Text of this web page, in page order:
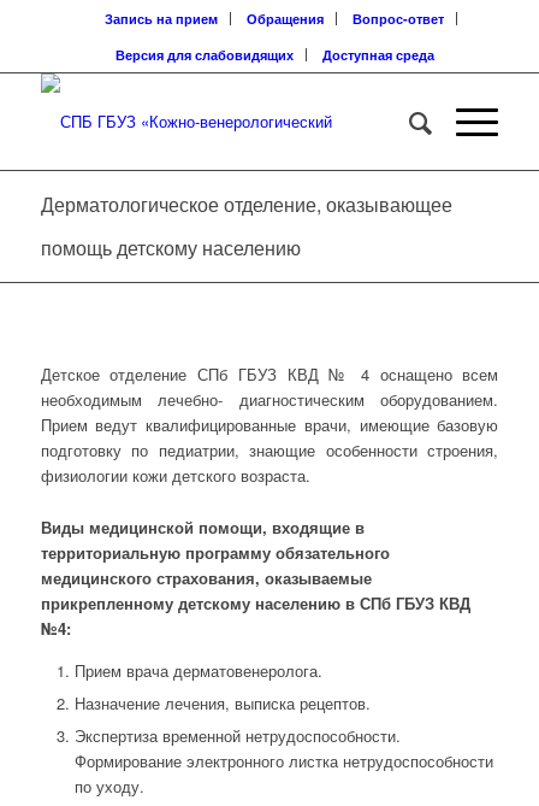
Запись на прием Обращения
Вопрос-ответ
Версия для слабовидящих
Доступная среда
Дерматологическое отделение, оказывающее
помощь детскому населению
Детское отделение СПб ГБУЗ КВД № 4 оснащено всем
необходимым лечебно- диагностическим оборудованием.
Прием ведут квалифицированные врачи, имеющие базовую
подготовку по педиатрии, знающие особенности строения,
физиологии кожи детского возраста.
Виды медицинской помощи, входящие в
территориальную программу обязательного
медицинского страхования, оказываемые
прикрепленному детскому населению в СПб ГБУЗ КВД
№4:
Прием врача дерматовенеролога.
Назначение лечения, выписка рецептов.
Экспертиза временной нетрудоспособности.
Формирование электронного листка нетрудоспособности
по уходу.